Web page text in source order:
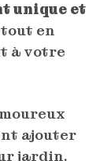
unique et
en
à votre
ajouter
jardin.